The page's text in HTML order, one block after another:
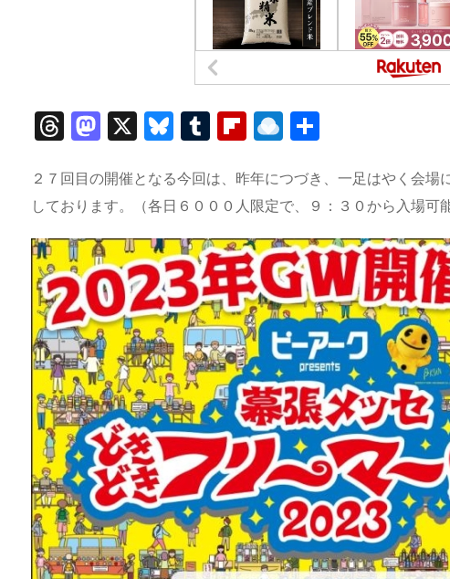
T
e
a
d
s
M
st
o
d
o
n
X
Bl
e
s
k
y
T
m
bl
r
Fl
b
o
ar
d
R
n
dr
o
p.
io
２７回目の開催となる今回は、昨年につづき、一足はやく会
しております。（各日６０００人限定で、９：３０から入場可